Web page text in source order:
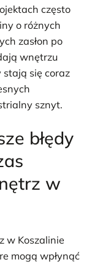
często
o różnych
zasłon po
wnętrzu
się coraz
sznyt.
błędy
w
w Koszalinie
mogą wpłynąć